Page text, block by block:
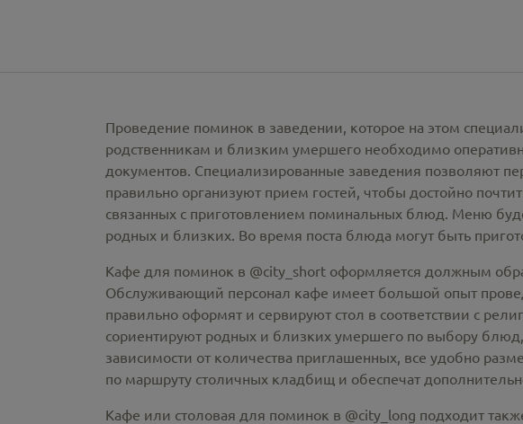
Проведение поминок в заведении, которое на этом
родственникам и близким умершего необходимо
документов. Специализированные заведения позволяют
правильно организуют прием гостей, чтобы достойно
связанных с приготовлением поминальных блюд. Меню
родных и близких. Во время поста блюда могут быть
Кафе для поминок в @city_short оформляется должным
Обслуживающий персонал кафе имеет большой опыт
правильно оформят и сервируют стол в соответствии с
сориентируют родных и близких умершего по выбору
зависимости от количества приглашенных, все удобно
по маршруту столичных кладбищ и обеспечат
Кафе или столовая для поминок в @city_long подходит